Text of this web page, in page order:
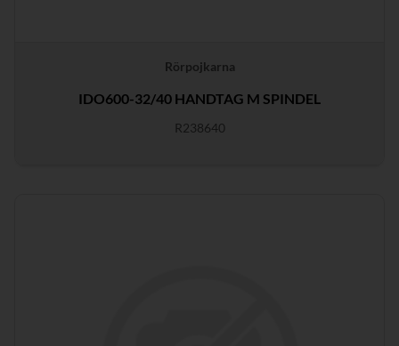
Rörpojkarna
IDO600-32/40 HANDTAG M SPINDEL
R238640